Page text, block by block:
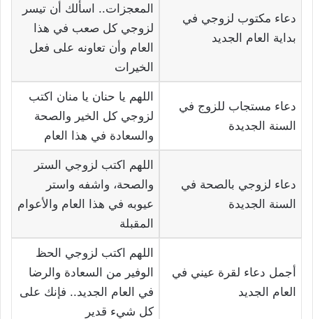
دعاء مكتوب لزوجي في
بداية العام الجديد
المعجزات.. اسألك أن تيسر
لزوجي كل صعب في هذا
العام وأن تعاونه على فعل
الخيرات
دعاء مستجاب للزوج في
السنة الجديدة
اللهم يا حنان يا منان اكتب
لزوجي كل الخير والصحة
والسعادة في هذا العام
دعاء لزوجي بالصحة في
السنة الجديدة
اللهم اكتب لزوجي الستر
والصحة، واشفه واستر
عيوبه في هذا العام والأعوام
المقبلة
أجمل دعاء لقرة عيني في
العام الجديد
اللهم اكتب لزوجي الحظ
الوفير من السعادة والرضا
في العام الجديد.. فإنك على
كل شيء قدير